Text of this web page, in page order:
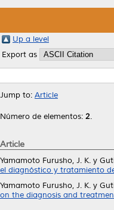
Up a level
Export as
Jump to: Article
Número de elementos: 2.
Article
Yamamoto Furusho, J. K. y
el diagnóstico y tratamiento
Yamamoto Furusho, J. K. y
on the diagnosis and